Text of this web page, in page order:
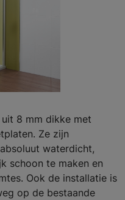
8 mm dikke met
Ze zijn
waterdicht,
schoon te maken en
Ook de installatie is
op de bestaande